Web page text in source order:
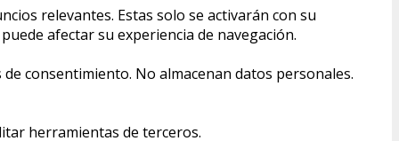
relevantes. Estas solo se activarán con su
afectar su experiencia de navegación.
consentimiento. No almacenan datos personales.
herramientas de terceros.